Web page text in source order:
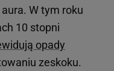
W tym roku
10 stopni
opady
zeskoku.